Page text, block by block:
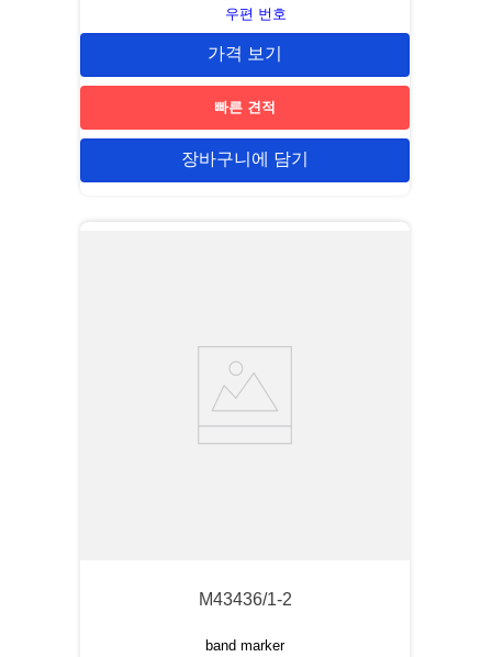
우편 번호
가격 보기
빠른 견적
장바구니에 담기
M43436/1-2
band marker